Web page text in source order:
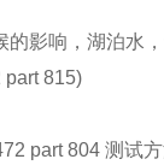
影响，湖泊水，
815)
part 804 测试